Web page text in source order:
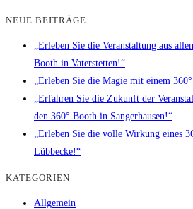
NEUE BEITRÄGE
„Erleben Sie die Veranstaltung aus
Booth in Vaterstetten!“
„Erleben Sie die Magie mit einem
„Erfahren Sie die Zukunft der
den 360° Booth in Sangerhausen!“
„Erleben Sie die volle Wirkung eines
Lübbecke!“
KATEGORIEN
Allgemein